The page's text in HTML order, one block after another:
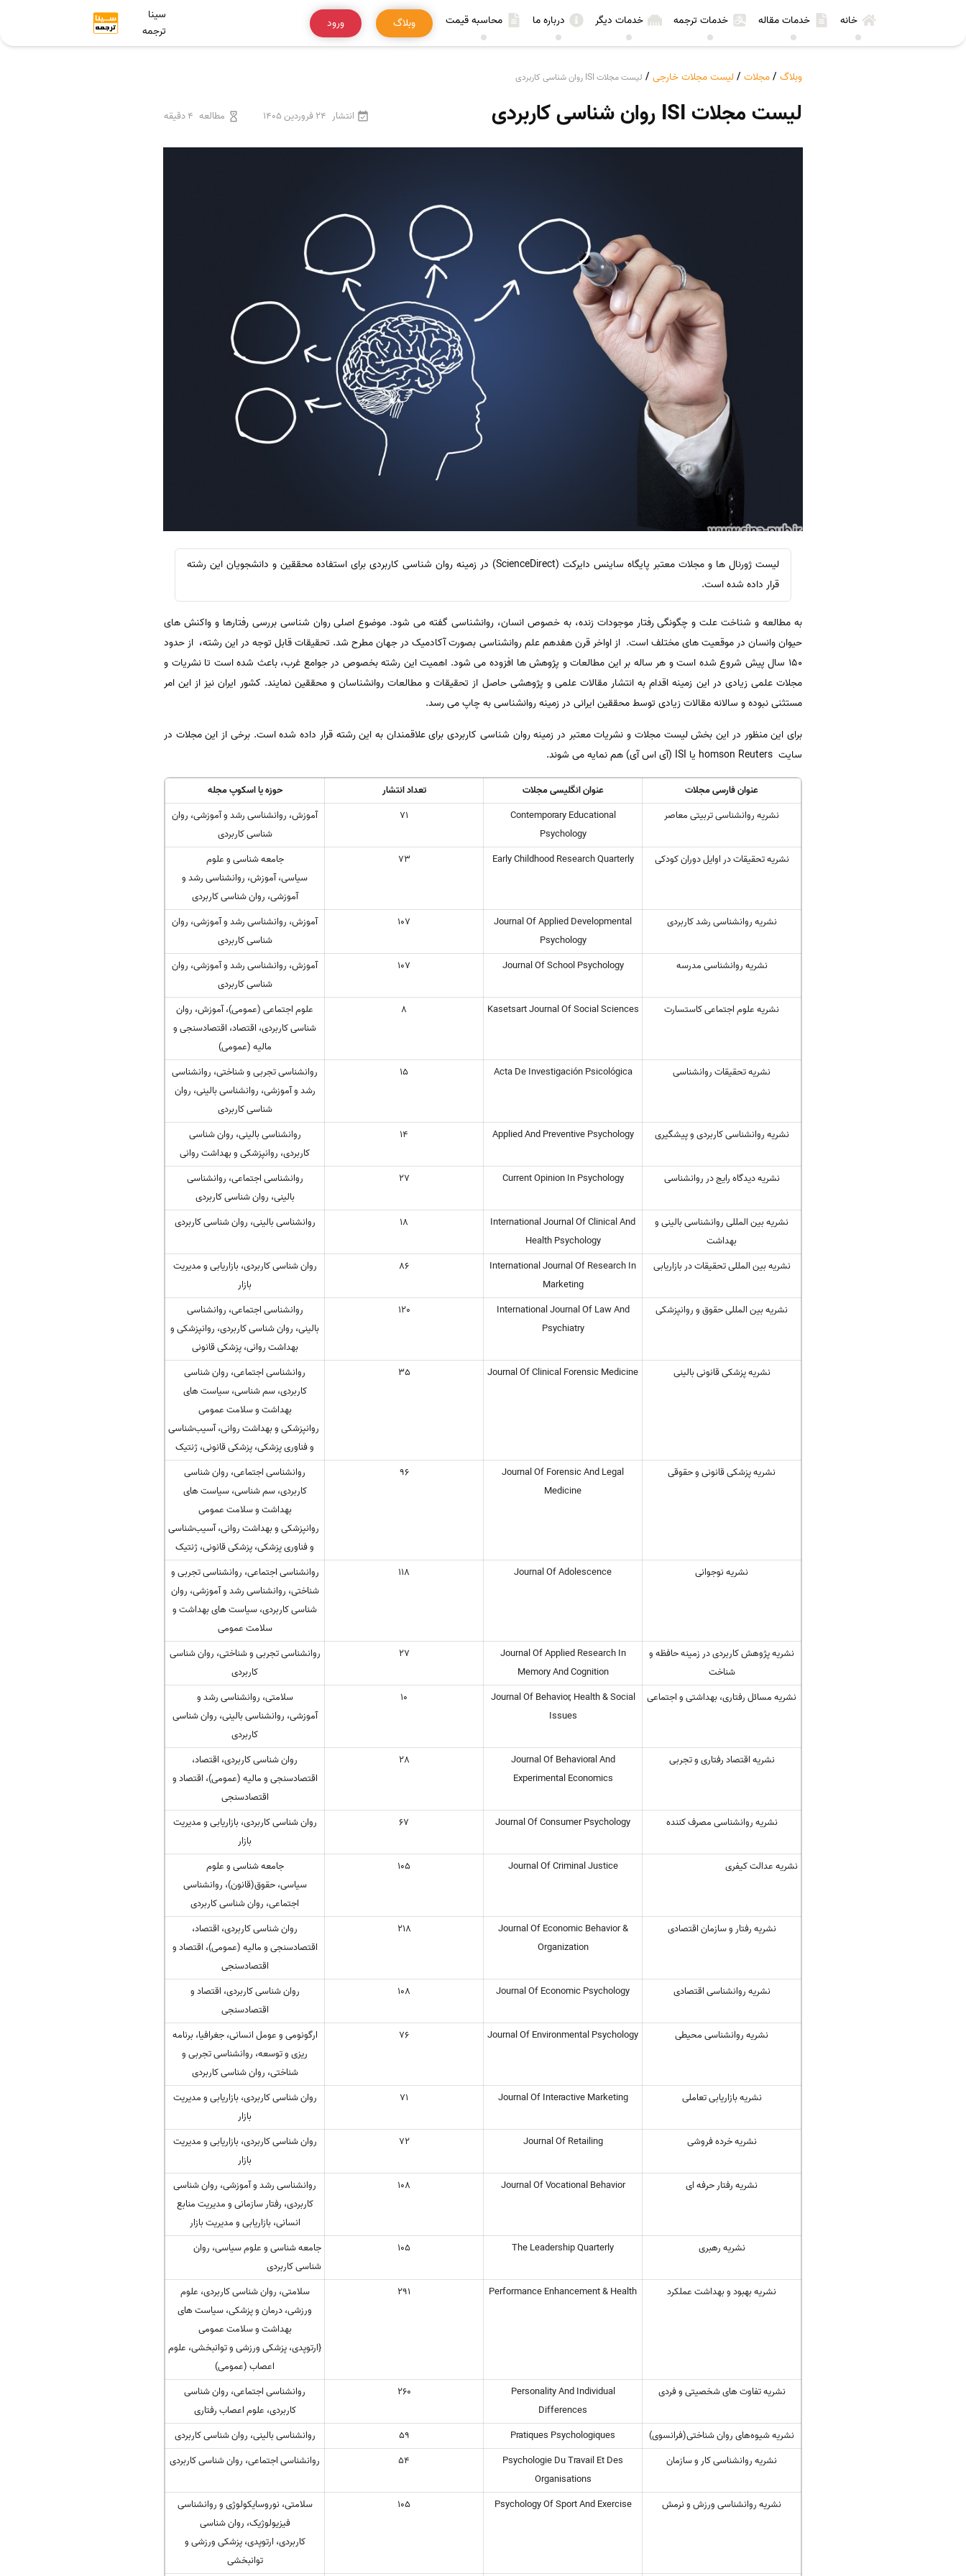
خانه خدمات مقاله خدمات ترجمه خدمات دیگر درباره ما محاسبه قیمت وبلاگ ورود
سینا
ترجمه
وبلاگ /مجلات /لیست مجلات خارجی / لیست مجلات ISI روان شناسی کاربردی
لیست مجلات ISI روان شناسی کاربردی انتشار 24 فروردین 1405 مطالعه 4 دقیقه
لیست ژورنال ها و مجلات معتبر پایگاه ساینس دایرکت (ScienceDirect) در زمینه روان شناسی کاربردی برای استفاده محققین و دانشجویان این رشته
قرار داده شده است.
به مطالعه و شناخت علت و چگونگی رفتار موجودات زنده، به خصوص انسان، روانشناسی گفته می شود. موضوع اصلی روان شناسی بررسی رفتارها و واكنش های
حیوان وانسان در موقعیت های مختلف است. از اواخر قرن هفدهم علم روانشناسی بصورت آکادمیک در جهان مطرح شد. تحقیقات قابل توجه در این رشته، از حدود
۱۵۰ سال پیش شروع شده‌ است و هر ساله بر این مطالعات و پژوهش ها افزوده می شود. اهمیت این رشته بخصوص در جوامع غرب، باعث شده است تا نشریات و
مجلات علمی زیادی در این زمینه اقدام به انتشار مقالات علمی و پژوهشی حاصل از تحقیقات و مطالعات روانشناسان و محققین نمایند. کشور ایران نیز از این امر
مستثنی نبوده و سالانه مقالات زیادی توسط محققین ایرانی در زمینه روانشناسی به چاپ می رسد.
برای این منظور در این بخش لیست مجلات و نشریات معتبر در زمینه روان شناسی کاربردی برای علاقمندان به این رشته قرار داده شده است. برخی از این مجلات در
سایت homson Reuters یا ISI (آی اس آی) هم نمایه می شوند.
عنوان فارسی مجلات عنوان انگلیسی مجلات تعداد انتشار
حوزه یا اسکوپ مجله
نشریه روانشناسی تربیتی معاصر
Contemporary Educational
Psychology
71
آموزش، روانشناسی رشد و آموزشی، روان
شناسی کاربردی
نشریه تحقیقات در اوایل دوران کودکی
Early Childhood Research Quarterly
73
جامعه شناسی و علوم
سیاسی، آموزش، روانشناسی رشد و
آموزشی، روان شناسی کاربردی
نشریه روانشناسی رشد کاربردی
Journal Of Applied Developmental
Psychology
107
آموزش، روانشناسی رشد و آموزشی، روان
شناسی کاربردی
نشریه روانشناسی مدرسه
Journal Of School Psychology
107
آموزش، روانشناسی رشد و آموزشی، روان
شناسی کاربردی
نشریه علوم اجتماعی کاستسارت
Kasetsart Journal Of Social Sciences
8
علوم اجتماعی (عمومی)، آموزش، روان
شناسی کاربردی، اقتصاد، اقتصادسنجی و
مالیه (عمومی)
نشریه تحقیقات روانشناسی
Acta De Investigación Psicológica
15
روانشناسی تجربی و شناختی، روانشناسی
رشد و آموزشی، روانشناسی بالینی، روان
شناسی کاربردی
نشریه روانشناسی کاربردی و پیشگیری
Applied And Preventive Psychology
14
روانشناسی بالینی، روان شناسی
کاربردی، روانپزشکی و بهداشت روانی
نشریه دیدگاه رایج در روانشناسی
Current Opinion In Psychology
27
روانشناسی اجتماعی، روانشناسی
بالینی، روان شناسی کاربردی
نشریه بین المللی روانشناسی بالینی و
بهداشت
International Journal Of Clinical And
Health Psychology
18 روانشناسی بالینی، روان شناسی کاربردی
نشریه بین المللی تحقیقات در بازاریابی
International Journal Of Research In
Marketing
86
روان شناسی کاربردی، بازاریابی و مدیریت
بازار
نشریه بین المللی حقوق و روانپزشکی
International Journal Of Law And
Psychiatry
120
روانشناسی اجتماعی، روانشناسی
بالینی، روان شناسی کاربردی، روانپزشکی و
بهداشت روانی، پزشکی قانونی
نشریه پزشکی قانونی بالینی
Journal Of Clinical Forensic Medicine
35
روانشناسی اجتماعی، روان شناسی
کاربردی، سم شناسی، سیاست های
بهداشت و سلامت عمومی
روانپزشکی و بهداشت روانی، آسیب‌شناسی
و فناوری پزشکی، پزشکی قانونی، ژنتیک
نشریه پزشکی قانونی و حقوقی
Journal Of Forensic And Legal
Medicine
96
روانشناسی اجتماعی، روان شناسی
کاربردی، سم شناسی، سیاست های
بهداشت و سلامت عمومی
روانپزشکی و بهداشت روانی، آسیب‌شناسی
و فناوری پزشکی، پزشکی قانونی، ژنتیک
نشریه نوجوانی
Journal Of Adolescence
118
روانشناسی اجتماعی، روانشناسی تجربی و
شناختی، روانشناسی رشد و آموزشی، روان
شناسی کاربردی، سیاست های بهداشت و
سلامت عمومی
نشریه پژوهش کاربردی در زمینه حافظه و
شناخت
Journal Of Applied Research In
Memory And Cognition
27
روانشناسی تجربی و شناختی، روان شناسی
کاربردی
نشریه مسائل رفتاری، بهداشتی و اجتماعی
Journal Of Behavior, Health & Social
Issues
10
سلامتی، روانشناسی رشد و
آموزشی، روانشناسی بالینی، روان شناسی
کاربردی
نشریه اقتصاد رفتاری و تجربی
Journal Of Behavioral And
Experimental Economics
28
روان شناسی کاربردی، اقتصاد،
اقتصادسنجی و مالیه (عمومی)، اقتصاد و
اقتصادسنجی
نشریه روانشناسی مصرف کننده
Journal Of Consumer Psychology
67
روان شناسی کاربردی، بازاریابی و مدیریت
بازار
نشریه عدالت کیفری
Journal Of Criminal Justice
105
جامعه شناسی و علوم
سیاسی، حقوق(قانون)، روانشناسی
اجتماعی، روان شناسی کاربردی
نشریه رفتار و سازمان اقتصادی
Journal Of Economic Behavior &
Organization
218
روان شناسی کاربردی، اقتصاد،
اقتصادسنجی و مالیه (عمومی)، اقتصاد و
اقتصادسنجی
نشریه روانشناسی اقتصادی
Journal Of Economic Psychology
108
روان شناسی کاربردی، اقتصاد و
اقتصادسنجی
نشریه روانشناسی محیطی
Journal Of Environmental Psychology
76
ارگونومی و عومل انسانی، جغرافیا، برنامه
ریزی و توسعه، روانشناسی تجربی و
شناختی، روان شناسی کاربردی
نشریه بازاریابی تعاملی
Journal Of Interactive Marketing
71
روان شناسی کاربردی، بازاریابی و مدیریت
بازار
نشریه خرده فروشی
Journal Of Retailing
72
روان شناسی کاربردی، بازاریابی و مدیریت
بازار
نشریه رفتار حرفه ای
Journal Of Vocational Behavior
108
روانشناسی رشد و آموزشی، روان شناسی
کاربردی، رفتار سازمانی و مدیریت منابع
انسانی، بازاریابی و مدیریت بازار
نشریه رهبری
The Leadership Quarterly
105
جامعه شناسی و علوم سیاسی، روان
شناسی کاربردی
نشریه بهبود و بهداشت عملکرد
Performance Enhancement & Health
291
سلامتی، روان شناسی کاربردی، علوم
ورزشی، درمان و پزشکی، سیاست های
بهداشت و سلامت عمومی
{ارتوپدی، پزشکی ورزشی و توانبخشی، علوم
اعصاب (عمومی)
نشریه تفاوت های شخصیتی و فردی
Personality And Individual
Differences
260
روانشناسی اجتماعی، روان شناسی
کاربردی، علوم اعصاب رفتاری
نشریه شیوه‌های روان شناختی(فرانسوی)
Pratiques Psychologiques
59
روانشناسی بالینی، روان شناسی کاربردی
نشریه روانشناسی کار و سازمان
Psychologie Du Travail Et Des
Organisations
54 روانشناسی اجتماعی، روان شناسی کاربردی
نشریه روانشناسی ورزش و نرمش Psychology Of Sport And Exercise
105
سلامتی، نوروسایکولوژی و روانشناسی
فیزیولوژیک، روان شناسی
کاربردی، ارتوپدی، پزشکی ورزشی و
توانبخشی